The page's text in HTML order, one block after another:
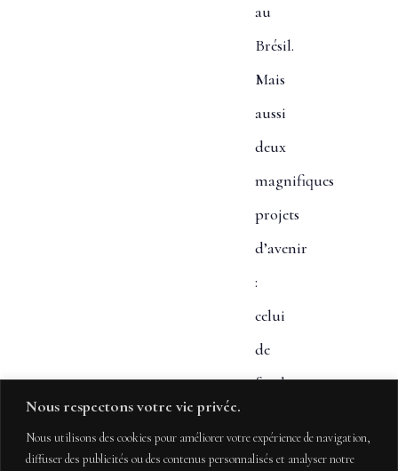
Nous respectons votre vie privée.
Nous utilisons des cookies pour améliorer votre expérience de navigation,
diffuser des publicités ou des contenus personnalisés et analyser notre
au
Brésil.
Mais
aussi
deux
magnifiques
projets
d’avenir
:
celui
de
fonder
famille